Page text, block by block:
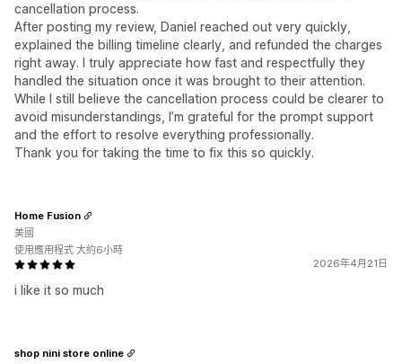
cancellation process.
After posting my review, Daniel reached out very quickly,
explained the billing timeline clearly, and refunded the charges
right away. I truly appreciate how fast and respectfully they
handled the situation once it was brought to their attention.
While I still believe the cancellation process could be clearer to
avoid misunderstandings, I’m grateful for the prompt support
and the effort to resolve everything professionally.
Thank you for taking the time to fix this so quickly.
2026年4月21日
i like it so much
Home Fusion
美國
使用應用程式 大約6小時
shop nini store online